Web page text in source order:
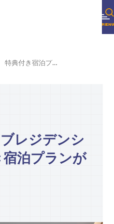
「ザ・ファイブレジデンシズ」 特典付き宿泊プランが登場
レジデンシ
泊プランが